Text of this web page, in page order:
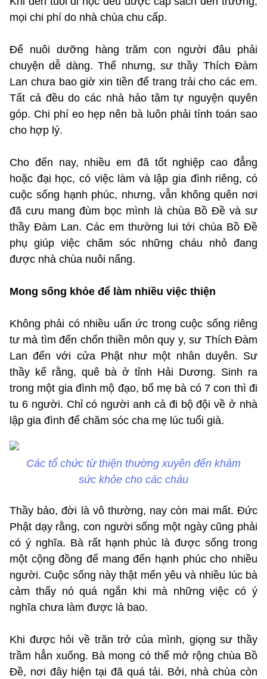
mọi chi phí do nhà chùa chu cấp.
Để nuôi dưỡng hàng trăm con người đâu phải
chuyện dễ dàng. Thế nhưng, sư thầy Thích Đàm
Lan chưa bao giờ xin tiền để trang trải cho các em.
Tất cả đều do các nhà hảo tâm tự nguyện quyên
góp. Chi phí eo hẹp nên bà luôn phải tính toán sao
cho hợp lý.
Cho đến nay, nhiều em đã tốt nghiệp cao đẳng
hoặc đại học, có việc làm và lập gia đình riêng, có
cuộc sống hạnh phúc, nhưng, vẫn không quên nơi
đã cưu mang đùm bọc mình là chùa Bồ Đề và sư
thầy Đàm Lan. Các em thường lui tới chùa Bồ Đề
phụ giúp việc chăm sóc những cháu nhỏ đang
được nhà chùa nuôi nấng.
Mong sống khỏe để làm nhiều việc thiện
Không phải có nhiều uẩn ức trong cuộc sống riêng
tư mà tìm đến chốn thiền môn quy y, sư Thích Đàm
Lan đến với cửa Phật như một nhân duyên. Sư
thầy kể rằng, quê bà ở tỉnh Hải Dương. Sinh ra
trong một gia đình mộ đạo, bố mẹ bà có 7 con thì đi
tu 6 người. Chỉ có người anh cả đi bộ đội về ở nhà
lập gia đình để chăm sóc cha mẹ lúc tuổi già.
Các tổ chức từ thiện thường xuyên đến khám
sức khỏe cho các cháu
Thầy bảo, đời là vô thường, nay còn mai mất. Đức
Phật dạy rằng, con người sống một ngày cũng phải
có ý nghĩa. Bà rất hạnh phúc là được sống trong
một cộng đồng để mang đến hạnh phúc cho nhiều
người. Cuộc sống này thật mến yêu và nhiều lúc bà
cảm thấy nó quá ngắn khi mà những việc có ý
nghĩa chưa làm được là bao.
Khi được hỏi về trăn trở của mình, giọng sư thầy
trầm hẳn xuống. Bà mong có thể mở rộng chùa Bồ
Đề, nơi đây hiện tại đã quá tải. Bởi, nhà chùa còn